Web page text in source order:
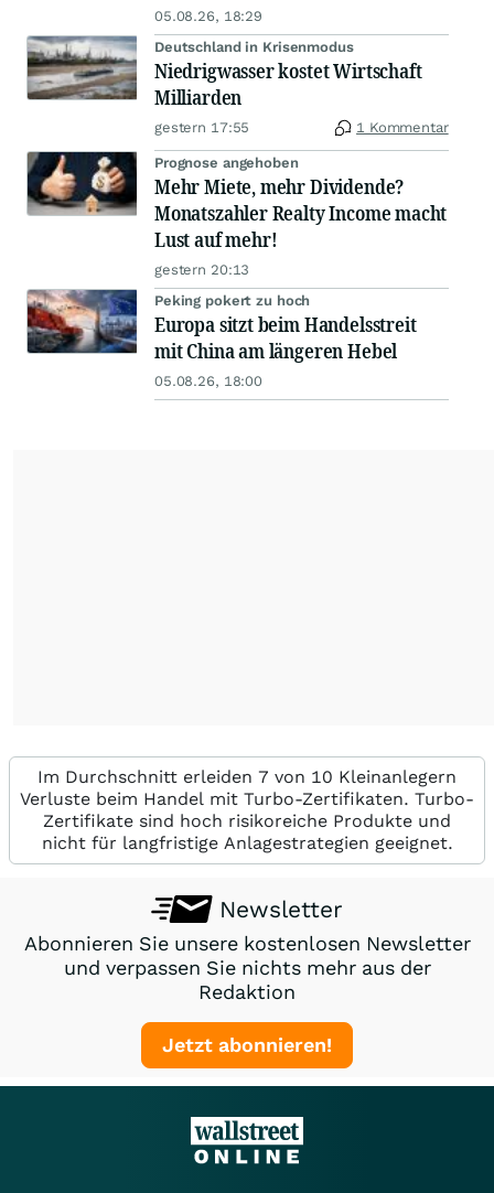
05.08.26, 18:29
Deutschland in Krisenmodus
Niedrigwasser kostet Wirtschaft
Milliarden
gestern 17:55 1 Kommentar
Prognose angehoben
Mehr Miete, mehr Dividende?
Monatszahler Realty Income macht
Lust auf mehr!
gestern 20:13
Peking pokert zu hoch
Europa sitzt beim Handelsstreit
mit China am längeren Hebel
05.08.26, 18:00
Im Durchschnitt erleiden 7 von 10 Kleinanlegern
Verluste beim Handel mit Turbo-Zertifikaten. Turbo-
Zertifikate sind hoch risikoreiche Produkte und
nicht für langfristige Anlagestrategien geeignet.
Newsletter
Abonnieren Sie unsere kostenlosen Newsletter
und verpassen Sie nichts mehr aus der
Redaktion
Jetzt abonnieren!